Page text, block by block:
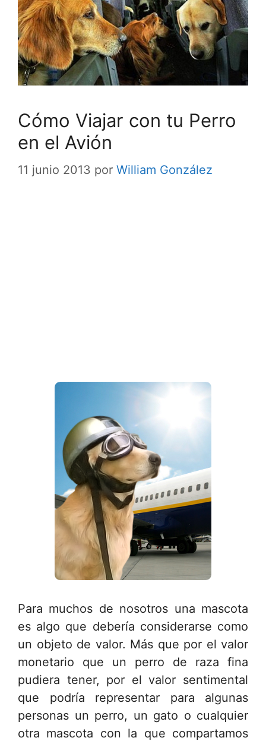
Cómo Viajar con tu Perro
en el Avión
11 junio 2013 por William González
Para muchos de nosotros una mascota
es algo que debería considerarse como
un objeto de valor. Más que por el valor
monetario que un perro de raza fina
pudiera tener, por el valor sentimental
que podría representar para algunas
personas un perro, un gato o cualquier
otra mascota con la que compartamos